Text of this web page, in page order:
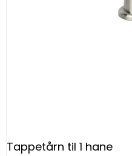
Tappetårn til 1 hane